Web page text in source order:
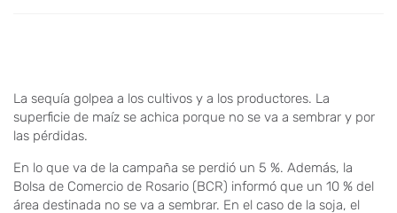
La sequía golpea a los cultivos y a los productores. La
superficie de maíz se achica porque no se va a sembrar y por
las pérdidas.
En lo que va de la campaña se perdió un 5 %. Además, la
Bolsa de Comercio de Rosario (BCR) informó que un 10 % del
área destinada no se va a sembrar. En el caso de la soja, el